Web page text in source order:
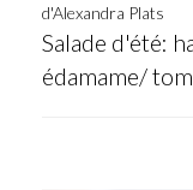
d'Alexandra Plats
Salade d'été:
édamame/